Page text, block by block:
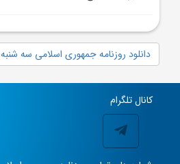
دانلود روزنامه جمهوری اسلامی سه شنبه 1404/05/21 شماره 13157
کانال تلگرام